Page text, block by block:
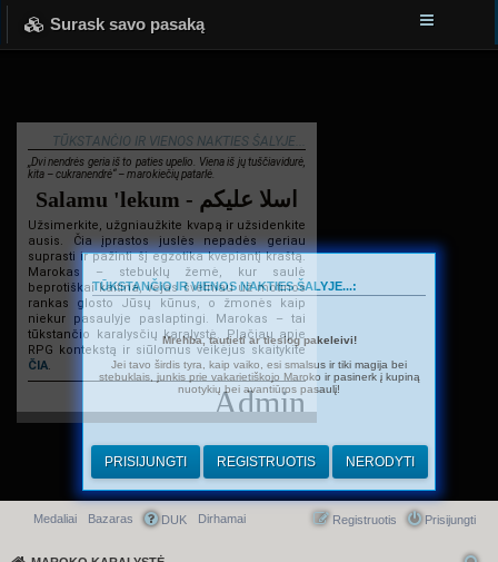
Surask savo pasaką
TŪKSTANČIO IR VIENOS NAKTIES ŠALYJE...
„Dvi nendrės geria iš to paties upelio. Viena iš jų tuščiavidurė,
kita – cukranendrė“ – marokiečių patarlė.
Salamu 'lekum - اسلا عليكم
Užsimerkite, užgniaužkite kvapą ir užsidenkite
ausis. Čia įprastos juslės nepadės geriau
suprasti ir pažinti šį egzotika kvepiantį kraštą.
Marokas – stebuklų žemė, kur saulė
beprotiškai kaitina, vėjas švelniau už motinos
rankas glosto Jūsų kūnus, o žmonės kaip
niekur pasaulyje paslaptingi. Marokas – tai
tūkstančio karalysčių karalystė. Plačiau apie
RPG kontekstą ir siūlomus veikėjus skaitykite
ČIA.
Admin
Greitasis meniu
Medaliai Bazaras DUK Dirhamai Prisijungti
Registruotis
TŪKSTANČIO IR VIENOS NAKTIES ŠALYJE...:
Mrehba, tautieti ar tiesiog pakeleivi!
Jei tavo širdis tyra, kaip vaiko, esi smalsus ir tiki magija bei
stebuklais, junkis prie vakarietiškojo Maroko ir pasinerk į kupiną
nuotykių bei avantiūros pasaulį!
PRISIJUNGTI REGISTRUOTIS NERODYTI